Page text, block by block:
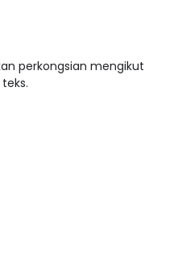
perkongsian mengikut